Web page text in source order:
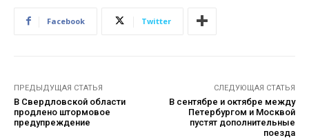
Facebook Twitter
ПРЕДЫДУЩАЯ СТАТЬЯ
В Свердловской области
продлено штормовое
предупреждение
СЛЕДУЮЩАЯ СТАТЬЯ
В сентябре и октябре между
Петербургом и Москвой
пустят дополнительные
поезда